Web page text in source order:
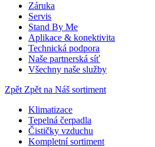
Záruka
Servis
Stand By Me
Aplikace & konektivita
Technická podpora
Naše partnerská síť
Všechny naše služby
Zpět Zpět na Náš sortiment
Klimatizace
Tepelná čerpadla
Čističky vzduchu
Kompletní sortiment